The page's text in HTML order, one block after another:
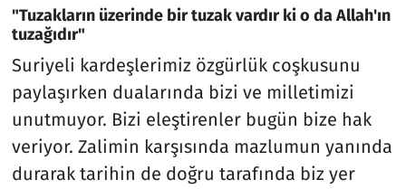
"Tuzakların üzerinde bir tuzak vardır ki o da Allah'ın
tuzağıdır"
Suriyeli kardeşlerimiz özgürlük coşkusunu
paylaşırken dualarında bizi ve milletimizi
unutmuyor. Bizi eleştirenler bugün bize hak
veriyor. Zalimin karşısında mazlumun yanında
durarak tarihin de doğru tarafında biz yer